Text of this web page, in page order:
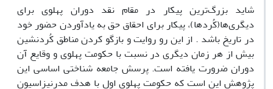
شاید بزرگ‌ترین پیکار در مقام نقد دوران پهلوی برای
دیگری‌ها(کُردها)، پیکار برای احقاق حق به یادآوردن حضور خود
در تاریخ باشد . از این رو روایت و بازگو کردن مناطق کُردنشین
بیش از هر زمان دیگری در نسبت با حکومت پهلوی و وقایع آن
دوران ضرورت یافته است. پرسش جامعه شناختی اساسی این
پژوهش این است که حکومت پهلوی اول با هدف مدرنیزاسیون